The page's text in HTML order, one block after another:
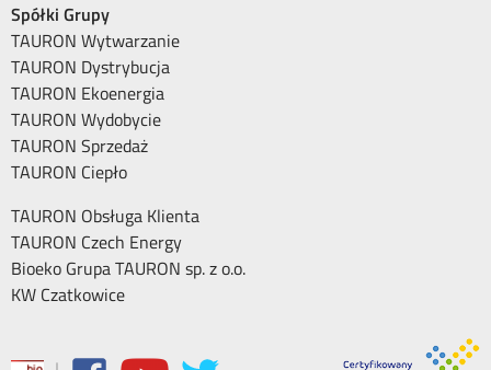
Spółki Grupy
TAURON Wytwarzanie
TAURON Dystrybucja
TAURON Ekoenergia
TAURON Wydobycie
TAURON Sprzedaż
TAURON Ciepło
TAURON Obsługa Klienta
TAURON Czech Energy
Bioeko Grupa TAURON sp. z o.o.
KW Czatkowice